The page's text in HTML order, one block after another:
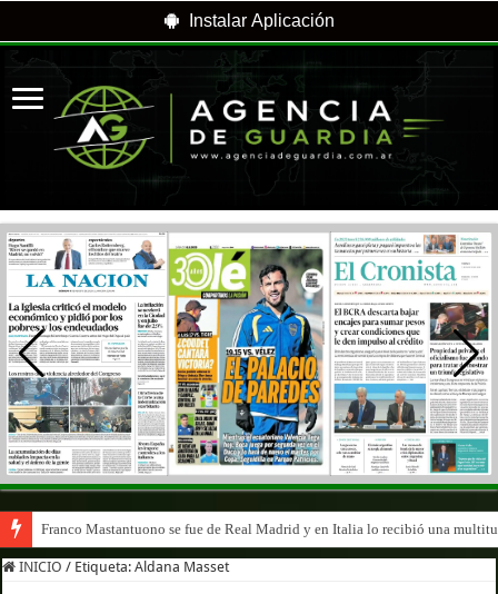
Instalar Aplicación
Franco Mastantuono se fue de Real Madrid y en Italia lo recibió una
INICIO / Etiqueta:Aldana Masset